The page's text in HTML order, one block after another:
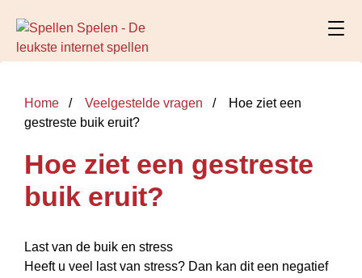
Home Veelgestelde vragen
Hoe ziet een
gestreste buik eruit?
Hoe ziet een gestreste
buik eruit?
Last van de buik en stress
Heeft u veel last van stress? Dan kan dit een negatief